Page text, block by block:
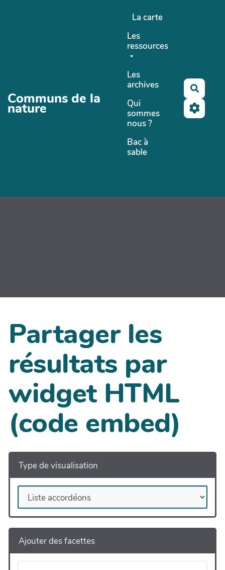
Communs de la
nature
La carte
Les
ressources
Les
archives
Qui
sommes
nous ?
Bac à
sable
Partager les
résultats par
widget HTML
(code embed)
Type de visualisation
Ajouter des facettes